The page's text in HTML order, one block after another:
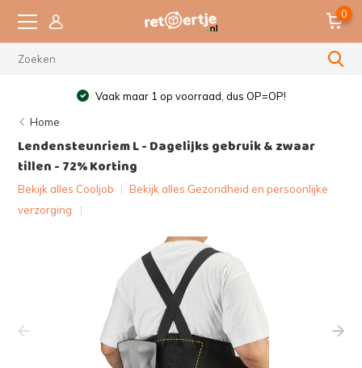
0
Vaak maar 1 op voorraad, dus OP=OP!
Home
Lendensteunriem L - Dagelijks gebruik & zwaar
tillen - 72% Korting
Bekijk alles Cooljob | Bekijk alles Gezondheid en persoonlijke
verzorging